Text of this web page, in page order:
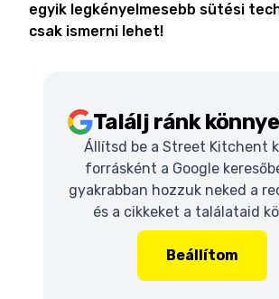
egyik legkényelmesebb sütési
csak ismerni lehet!
Találj ránk
Állítsd be a Street Kitchent
forrásként a Google
gyakrabban hozzuk neked a
és a cikkeket a találataid
Beállítom